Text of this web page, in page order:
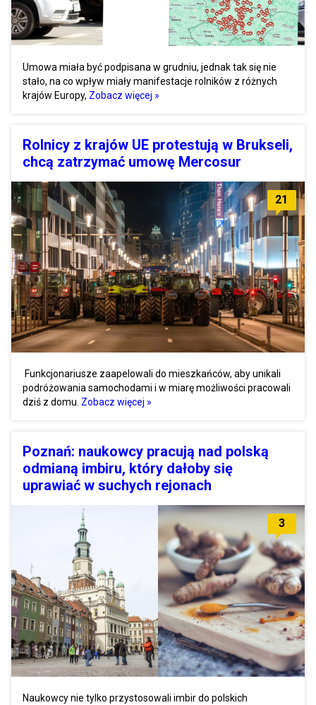
Umowa miała być podpisana w grudniu, jednak tak się nie
stało, na co wpływ miały manifestacje rolników z różnych
krajów Europy, Zobacz więcej »
Rolnicy z krajów UE protestują w Brukseli,
chcą zatrzymać umowę Mercosur
21
Funkcjonariusze zaapelowali do mieszkańców, aby unikali
podróżowania samochodami i w miarę możliwości pracowali
dziś z domu. Zobacz więcej »
Poznań: naukowcy pracują nad polską
odmianą imbiru, który dałoby się
uprawiać w suchych rejonach
3
Naukowcy nie tylko przystosowali imbir do polskich